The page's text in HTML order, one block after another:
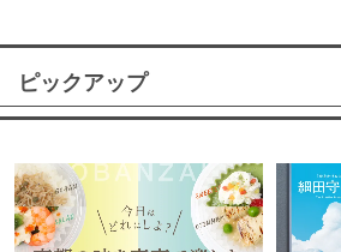
ピックアップ